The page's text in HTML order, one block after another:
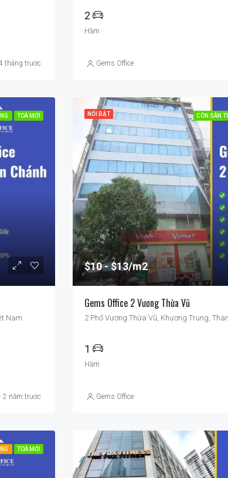
tháng trước
2
Hầm
Gems Office
TOÀ MỚI
Nam
2 năm trước
NỔI BẬT CÒN SÀN
$10 $13/m2
Gems Office 2 Vương Thừa Vũ
1
Hầm
Gems Office
TOÀ MỚI